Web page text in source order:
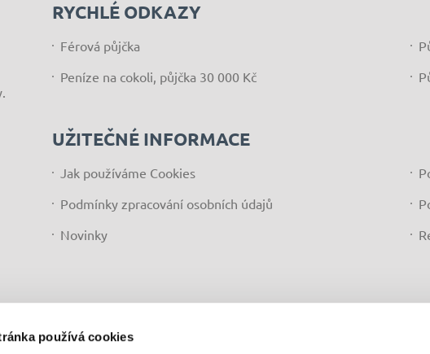
používá cookies
RYCHLÉ ODKAZY
Férová půjčka
Peníze na cokoli, půjčka 30 000 Kč
UŽITEČNÉ INFORMACE
Jak používáme Cookies
Podmínky zpracování osobních údajů
Novinky